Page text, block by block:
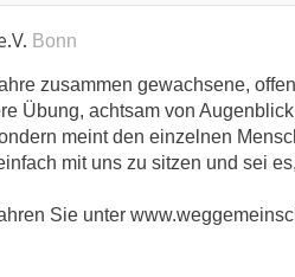
Bonn
zusammen gewachsene,
Übung, acht­sam von
meint den einzelnen
mit uns zu sitzen und sei
Sie unter